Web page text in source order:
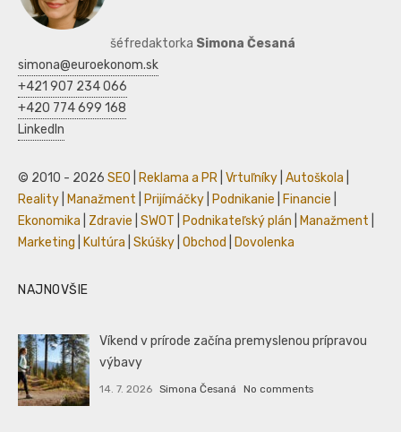
šéfredaktorka Simona Česaná
simona@euroekonom.sk
+421 907 234 066
+420 774 699 168
LinkedIn
© 2010 - 2026 SEO Reklama a PR Vrtuľníky Autoškola
Reality
Manažment Prijímáčky Podnikanie Financie
Ekonomika
Zdravie SWOT Podnikateľský plán Manažment
Marketing
Kultúra Skúšky Obchod Dovolenka
NAJNOVŠIE
Víkend v prírode začína premyslenou prípravou
výbavy
14. 7. 2026 Simona Česaná No comments